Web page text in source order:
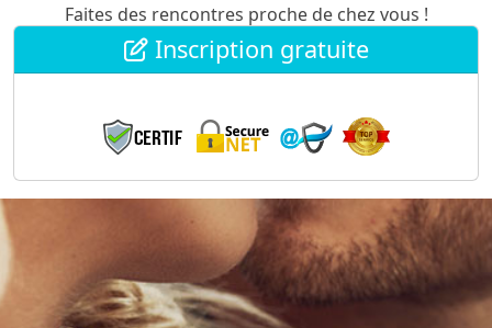
Faites des rencontres proche de chez vous !
Inscription gratuite